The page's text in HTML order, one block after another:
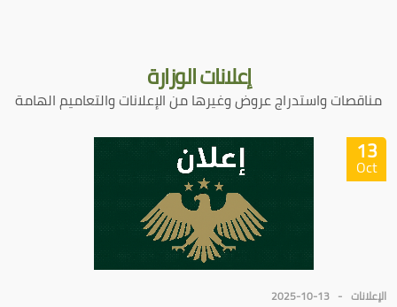
إعلاناتالوزارة
مناقصات واستدراج عروض وغيرها من الإعلانات والتعاميم الهامة
13
Oct
الإعلانات 2025-10-13